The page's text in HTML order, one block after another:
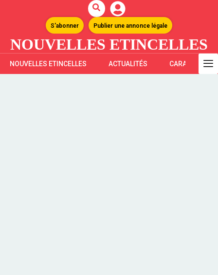
S'abonner Publier une annonce légale
NOUVELLES ETINCELLES
NOUVELLES ETINCELLES ACTUALITÉS CARAÏBES